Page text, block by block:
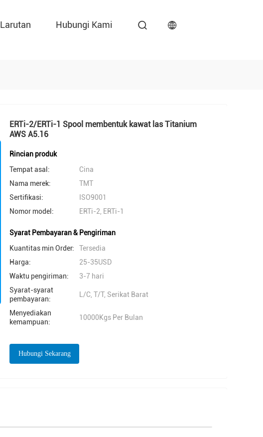
Larutan Hubungi Kami
ERTi-2/ERTi-1 Spool membentuk kawat las Titanium
AWS A5.16
Rincian produk
Tempat asal:
Cina
Nama merek:
TMT
Sertifikasi:
ISO9001
Nomor model:
ERTi-2, ERTi-1
Syarat Pembayaran & Pengiriman
Kuantitas min Order:
Tersedia
Harga:
25-35USD
Waktu pengiriman:
3-7 hari
Syarat-syarat
pembayaran:
L/C, T/T, Serikat Barat
Menyediakan
kemampuan:
10000Kgs Per Bulan
Hubungi Sekarang